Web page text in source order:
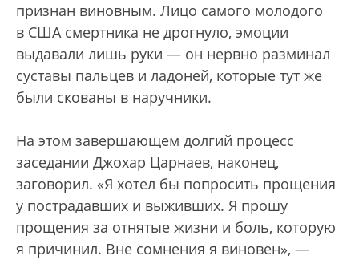
признан виновным. Лицо самого молодого
в США смертника не дрогнуло, эмоции
выдавали лишь руки — он нервно разминал
суставы пальцев и ладоней, которые тут же
были скованы в наручники.
На этом завершающем долгий процесс
заседании Джохар Царнаев, наконец,
заговорил. «Я хотел бы попросить прощения
у пострадавших и выживших. Я прошу
прощения за отнятые жизни и боль, которую
я причинил. Вне сомнения я виновен», —